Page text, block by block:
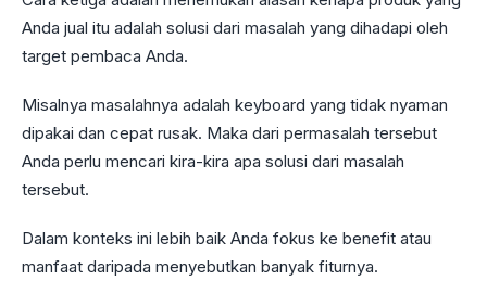
Anda jual itu adalah solusi dari masalah yang dihadapi oleh
target pembaca Anda.
Misalnya masalahnya adalah keyboard yang tidak nyaman
dipakai dan cepat rusak. Maka dari permasalah tersebut
Anda perlu mencari kira-kira apa solusi dari masalah
tersebut.
Dalam konteks ini lebih baik Anda fokus ke benefit atau
manfaat daripada menyebutkan banyak fiturnya.